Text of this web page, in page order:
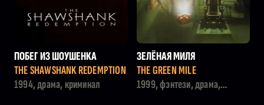
ПОБЕГ ИЗ ШОУШЕНКА
THE SHAWSHANK REDEMPTION
1994, драма, криминал
ЗЕЛЁНАЯ МИЛЯ
THE GREEN MILE
1999, фэнтези, драма,